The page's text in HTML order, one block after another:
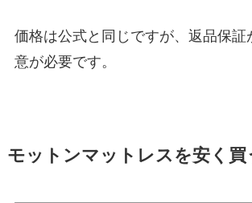
価格は公式と同じですが、返品保証
意が必要です。
モットンマットレスを安く買